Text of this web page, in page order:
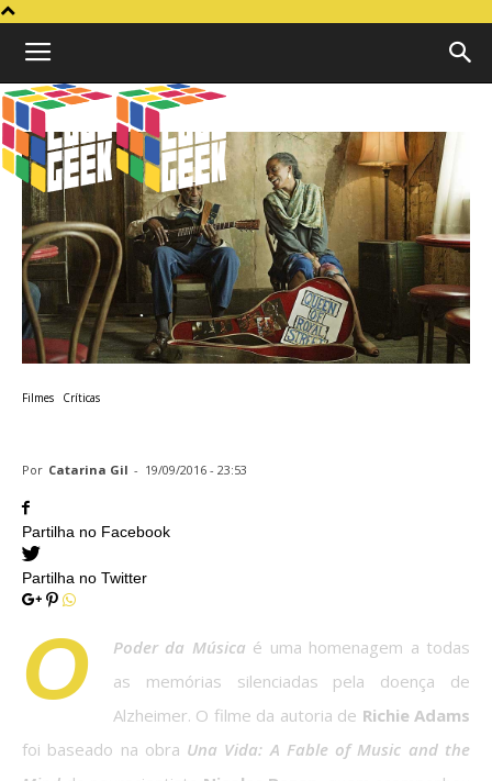
Cubo
Filmes Críticas
Por Catarina Gil - 19/09/2016 - 23:53
Partilha no Facebook
Partilha no Twitter
O Poder da Música é uma homenagem a todas
as memórias silenciadas pela doença de
Alzheimer. O filme da autoria de Richie Adams
foi baseado na obra Una Vida: A Fable of Music and the